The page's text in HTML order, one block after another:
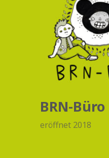
BRN-Büro
eröffnet 2018